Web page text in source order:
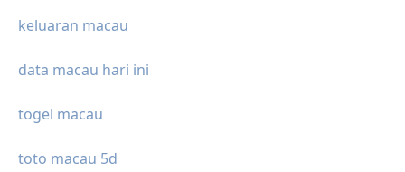
keluaran macau
data macau hari ini
togel macau
toto macau 5d